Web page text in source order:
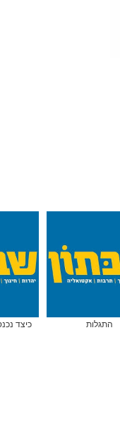
התגלות כיצד